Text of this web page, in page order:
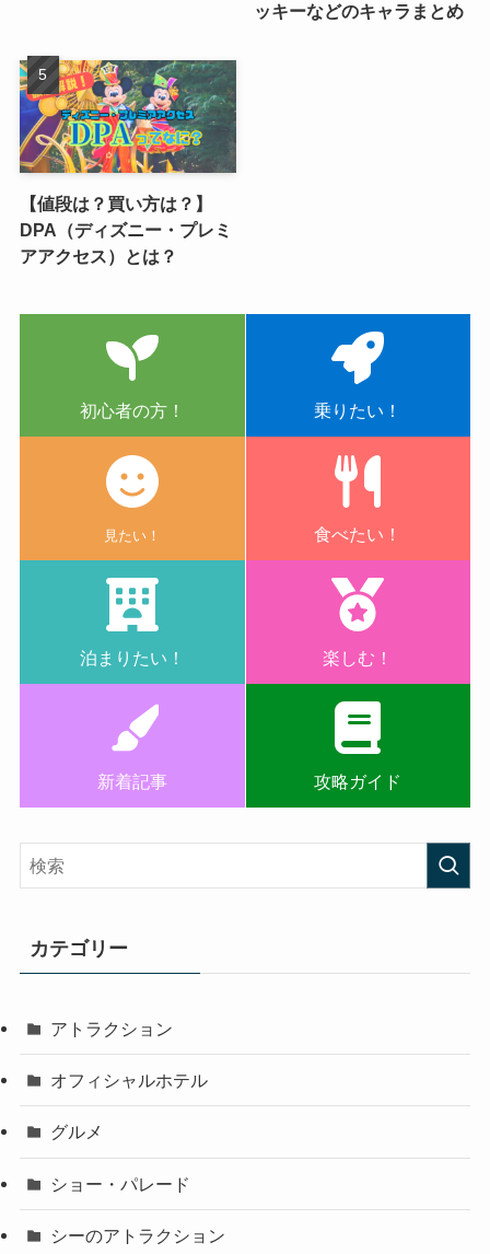
ッキーなどのキャラまとめ
【値段は？買い方は？】
DPA（ディズニー・プレミ
アアクセス）とは？
初心者の方！ 乗りたい！
見たい！ 食べたい！
泊まりたい！ 楽しむ！
新着記事 攻略ガイド
カテゴリー
アトラクション
オフィシャルホテル
グルメ
ショー・パレード
シーのアトラクション